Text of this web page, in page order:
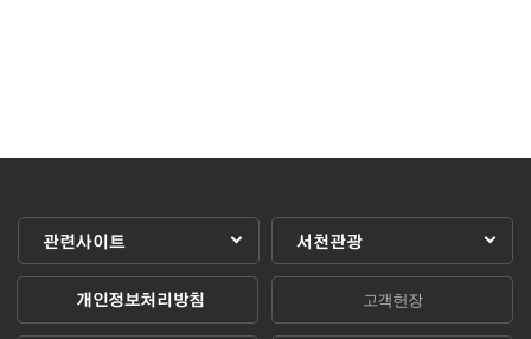
개인정보처리방침 고객헌장
관련사이트 서천관광